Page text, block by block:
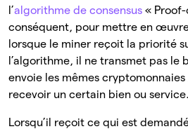
l’algorithme de consensus «
conséquent, pour mettre en
lorsque le miner reçoit la priorité
l’algorithme, il ne transmet pas le
envoie les mêmes
recevoir un certain bien ou service.
Lorsqu’il reçoit ce qui est